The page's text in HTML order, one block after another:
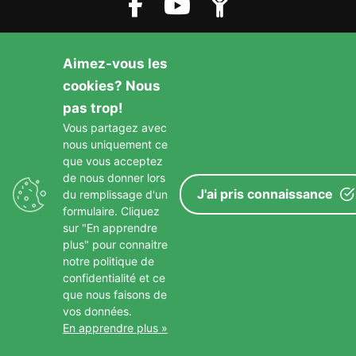
Copyright © 2026 Paroisse St Francois D Assise
Légales
Aimez-vous les
cookies? Nous
pas trop!
Vous partagez avec
nous uniquement ce
que vous acceptez
de nous donner lors
du remplissage d'un
formulaire. Cliquez
sur "En apprendre
plus" pour connaitre
notre politique de
confidentialité et ce
que nous faisons de
vos données.
En apprendre plus »
J'ai pris connaissance